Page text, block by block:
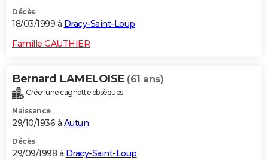
Décès
18/03/1999 à Dracy-Saint-Loup
Famille GAUTHIER
Bernard LAMELOISE (61 ans)
Créer une cagnotte obsèques
Naissance
29/10/1936 à Autun
Décès
29/09/1998 à Dracy-Saint-Loup